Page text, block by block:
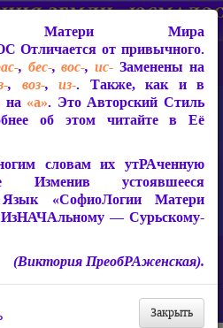
ХРИСТОС
гг.
«Чудо Познания». Вопросы и
Матери Мира
Отличается от привычного.
, бес-,вос-,ис- Заменены на
, воз-,из-. Также, как и в
на «а». Это Авторский Стиль
об этом читайте в Её
словам их утРАченную
Изменив устоявшееся
Язык «СофиоЛогии Матери
— Сурьскому-
(Виктория ПреобРАженская).
Закрыть